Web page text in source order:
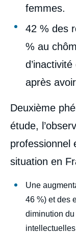
femmes.
42 % des
% au
après
Deuxième
étude,
professionnel
situation en
Une
46 %) et des
diminution